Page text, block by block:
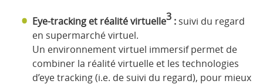
Eye-tracking et réalité virtuelle3 : suivi du regard
en supermarché virtuel.
Un environnement virtuel immersif permet de
combiner la réalité virtuelle et les technologies
d’eye tracking (i.e. de suivi du regard), pour mieux